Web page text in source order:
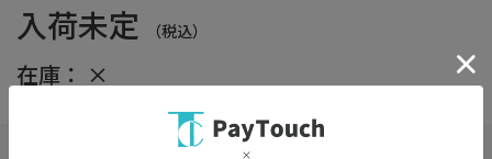
入荷未定 （税込）
在庫： ×